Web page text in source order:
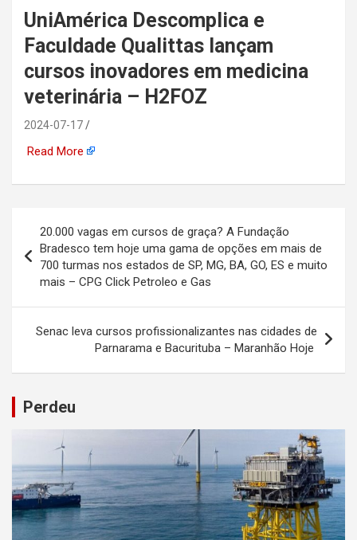
automotiva, mineração,
indústria naval, etc
UniAmérica Descomplica e
Faculdade Qualittas lançam
cursos inovadores em medicina
veterinária – H2FOZ
2024-07-17
Read More
de
Post
20.000 vagas em cursos de graça? A Fundação
Bradesco tem hoje uma gama de opções em mais de
700 turmas nos estados de SP, MG, BA, GO, ES e muito
mais – CPG Click Petroleo e Gas
Senac leva cursos profissionalizantes nas cidades de
Parnarama e Bacurituba – Maranhão Hoje
Perdeu